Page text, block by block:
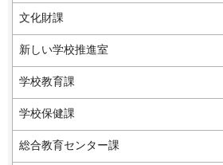
文化財課
新しい学校推進室
学校教育課
学校保健課
総合教育センター課